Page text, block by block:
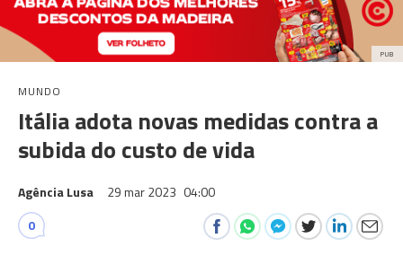
PUB
MUNDO
Itália adota novas medidas contra a
subida do custo de vida
Agência Lusa 29 mar 2023 04:00
0